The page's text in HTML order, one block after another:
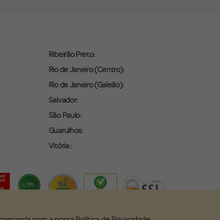
Ribeirão Preto:
Rio de Janeiro (Centro):
Rio de Janeiro (Galeão):
Salvador:
São Paulo:
Guarulhos:
Vitória :